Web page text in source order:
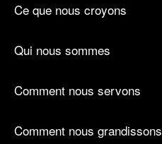
Ce que nous croyons
Qui nous sommes
Comment nous servons
Comment nous grandissons